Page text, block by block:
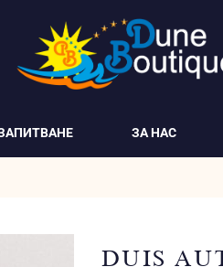
ЗА НАС
DUIS